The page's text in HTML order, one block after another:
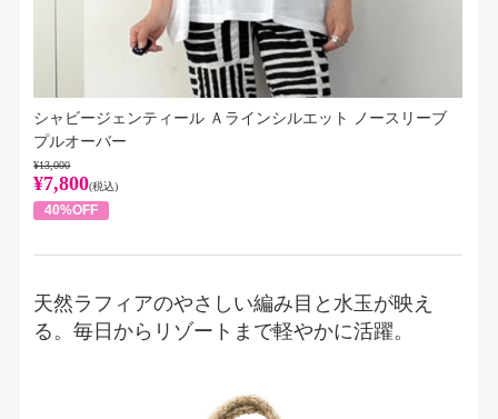
シャビージェンティール Ａラインシルエット ノースリーブ
プルオーバー
¥13,000
¥7,800(税込)
40%OFF
天然ラフィアのやさしい編み目と水玉が映え
る。毎日からリゾートまで軽やかに活躍。